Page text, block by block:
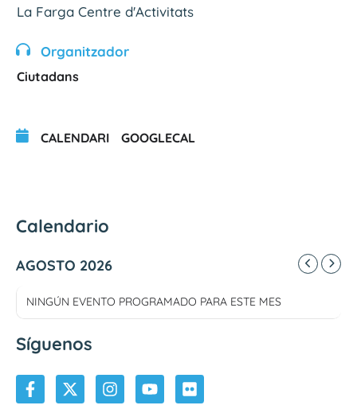
La Farga Centre d'Activitats
Organitzador
Ciutadans
CALENDARI GOOGLECAL
Calendario
AGOSTO 2026
NINGÚN EVENTO PROGRAMADO PARA ESTE MES
Síguenos